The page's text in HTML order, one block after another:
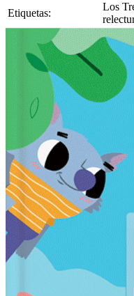
Etiquetas:
Los